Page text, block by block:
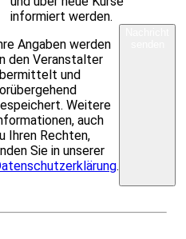
informiert werden.
Angaben werden
den Veranstalter
und
Weitere
auch
Ihren Rechten,
Sie in unserer
.